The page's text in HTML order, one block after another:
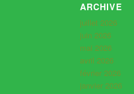
ARCHIVE
juillet 2026
juin 2026
mai 2026
avril 2026
février 2026
janvier 2026